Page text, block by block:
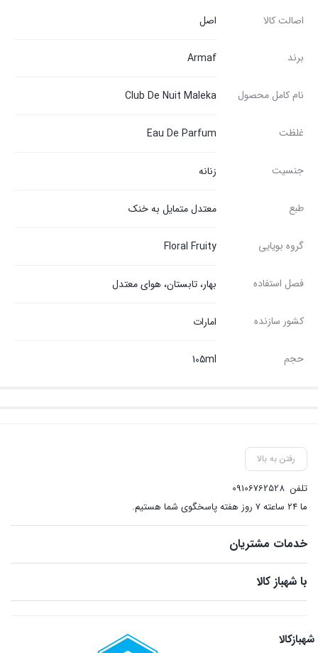
اصالت کالا اصل
برند Armaf
نام کامل محصول Club De Nuit Maleka
غلظت Eau De Parfum
جنسیت زنانه
طبع معتدل متمایل به خنک
گروه بویایی Floral Fruity
فصل استفاده بهار، تابستان، هوای معتدل
کشور سازنده امارات
حجم 105ml
رفتن به بالا
تلفن 09106762528
ما ۲۴ ساعته ۷ روز هفته پاسخگوی شما هستیم.
خدمات مشتریان
با شهباز کالا
شهبازکالا